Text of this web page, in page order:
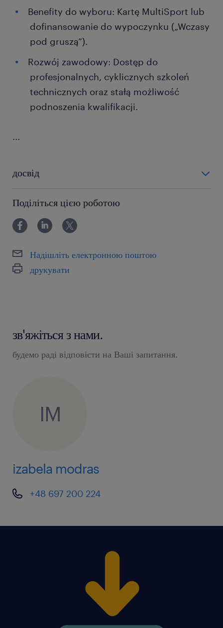
Benefity do wyboru: Kartę MultiSport lub
dofinansowanie do wypoczynku („Wczasy
pod gruszą”).
Rozwój zawodowy: Dostęp do
profesjonalnych, cyklicznych szkoleń
technicznych oraz stałą możliwość
podnoszenia kwalifikacji.
...
досвід
Поділіться цією роботою
Надішліть електронною поштою
друкувати
зв'яжіться з нами.
будемо раді відповісти на Ваші запитання.
IM
izabela modras
+48 697 200 224